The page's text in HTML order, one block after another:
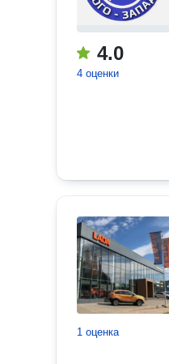
4.0
4 оценки
1 оценка